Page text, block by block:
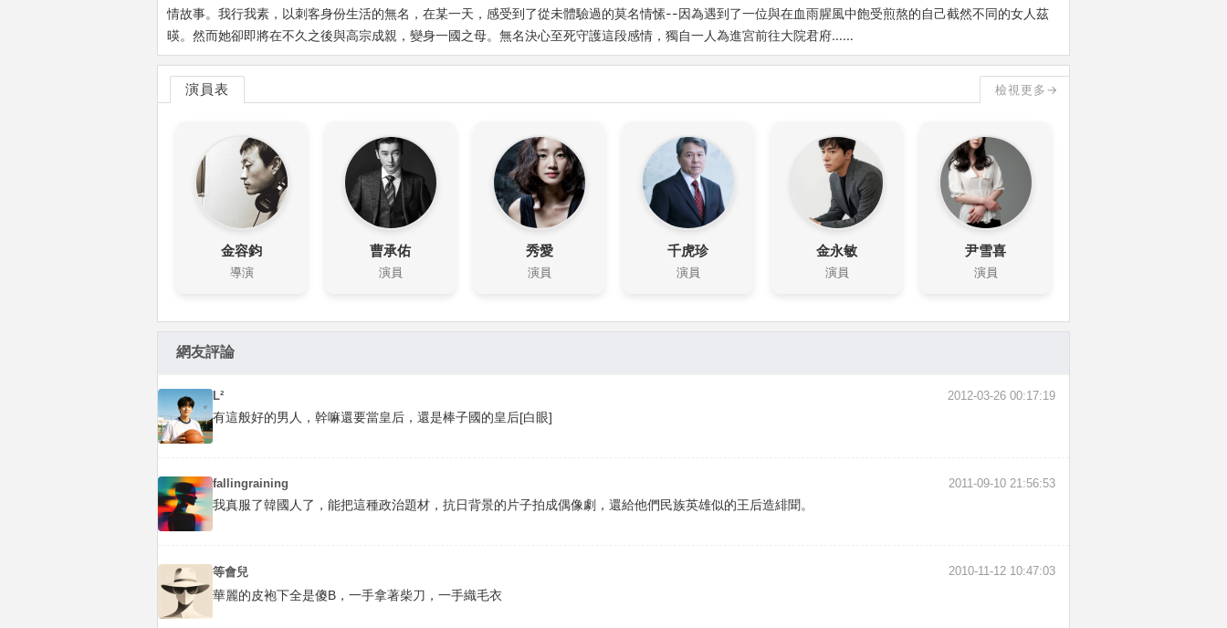
情故事。我行我素，以刺客身份生活的無名，在某一天，感受到了從未體驗過的莫名情愫--因為遇到了一位與在血雨腥風中飽受煎熬的自己截然不同的女人茲
暎。然而她卻即將在不久之後與高宗成親，變身一國之母。無名決心至死守護這段感情，獨自一人為進宮前往大院君府……
演員表 檢視更多→
金容鈞
導演
曹承佑
演員
秀愛
演員
千虎珍
演員
金永敏
演員
尹雪喜
演員
網友評論
L² 2012-03-26 00:17:19
有這般好的男人，幹嘛還要當皇后，還是棒子國的皇后[白眼]
fallingraining 2011-09-10 21:56:53
我真服了韓國人了，能把這種政治題材，抗日背景的片子拍成偶像劇，還給他們民族英雄似的王后造緋聞。
等會兒 2010-11-12 10:47:03
華麗的皮袍下全是傻B，一手拿著柴刀，一手織毛衣